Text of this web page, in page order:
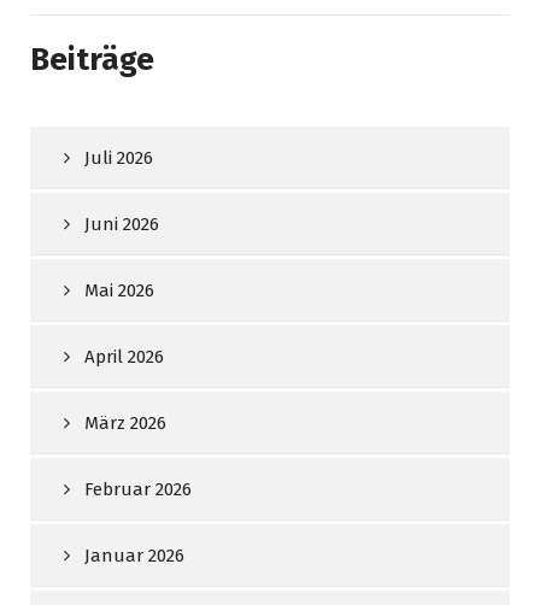
Beiträge
Juli 2026
Juni 2026
Mai 2026
April 2026
März 2026
Februar 2026
Januar 2026